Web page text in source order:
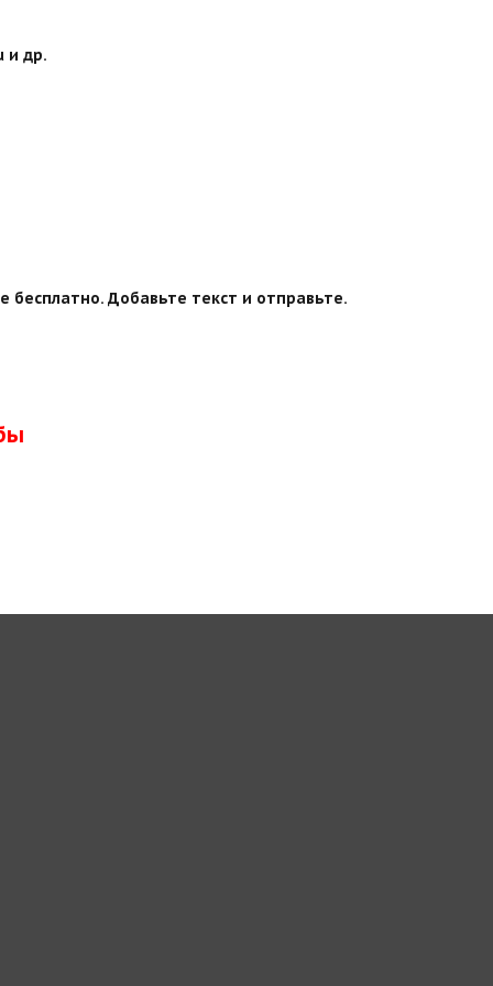
и др.
Добавьте текст и отправьте.